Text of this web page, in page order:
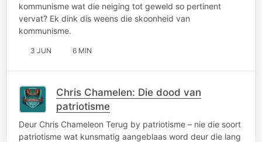
kommunisme wat die neiging tot geweld so pertinent
vervat? Ek dink dis weens die skoonheid van
kommunisme.
3 JUN 6 MIN
Chris Chamelen: Die dood van
patriotisme
Deur Chris Chameleon Terug by patriotisme – nie die soort
patriotisme wat kunsmatig aangeblaas word deur die lang